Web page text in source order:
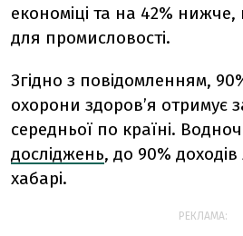
економіці та на 42%
для промисловості.
Згідно з повідомленням,
охорони здоров’я отримує
середньої по країні.
досліджень, до 90%
хабарі.
РЕКЛАМА: